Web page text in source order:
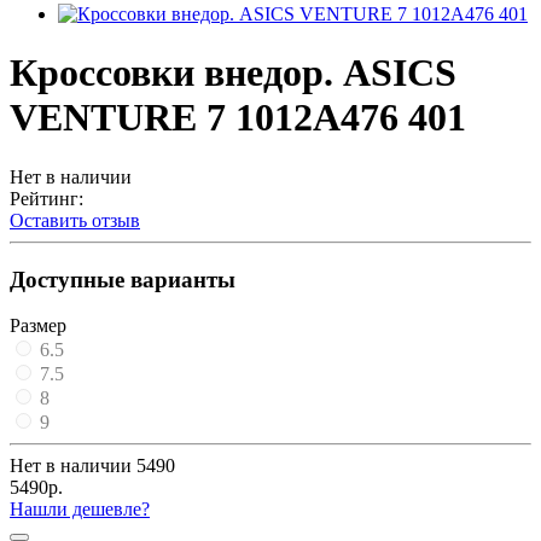
Кроссовки внедор. ASICS
VENTURE 7 1012A476 401
Нет в наличии
Рейтинг:
Оставить отзыв
Доступные варианты
Размер
6.5
7.5
8
9
Нет в наличии 5490
5490р.
Нашли дешевле?